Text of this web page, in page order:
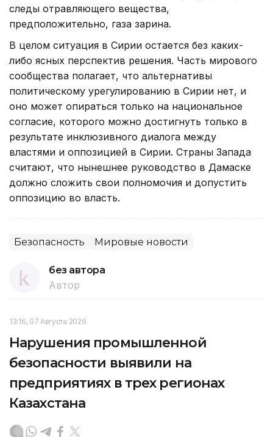
следы отравляющего вещества,
предположительно, газа зарина.
В целом ситуация в Сирии остается без каких-
либо ясных перспектив решения. Часть мирового
сообщества полагает, что альтернативы
политическому урегулированию в Сирии нет, и
оно может опираться только на национальное
согласие, которого можно достигнуть только в
результате инклюзивного диалога между
властями и оппозицией в Сирии. Страны Запада
считают, что нынешнее руководство в Дамаске
должно сложить свои полномочия и допустить
оппозицию во власть.
Безопасность Мировые новости
без автора
Автор
13:16, 07 Августа 2026
Нарушения промышленной
безопасности выявили на
предприятиях в трех регионах
Казахстана